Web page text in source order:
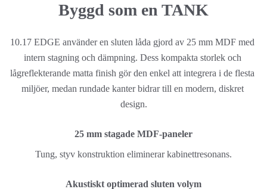
Byggd som en TANK
10.17 EDGE använder en sluten låda gjord av 25 mm MDF med
intern stagning och dämpning. Dess kompakta storlek och
lågreflekterande matta finish gör den enkel att integrera i de flesta
miljöer, medan rundade kanter bidrar till en modern, diskret
design.
25 mm stagade MDF-paneler
Tung, styv konstruktion eliminerar kabinettresonans.
Akustiskt optimerad sluten volym